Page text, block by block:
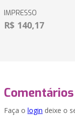
IMPRESSO
R$ 140,17
Comentários
Faça o login deixe o